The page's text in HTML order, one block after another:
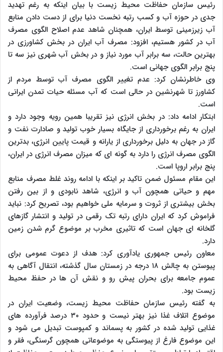
رئیس سازمان حفاظت محیط زیست با بیان اینکه به رغم تهدید
جدی در حوزه آب و کسب رتبه نخست دنیا برای از دست دادن منابع
آب زیرزمینی توسط ایران، همچنان شاهد عدم اصلاح الگوی مصرف
آب در کشور هستیم، افزود: مصرف آب ایران در بخش کشاورزی در
بهترین حالت، سه برابر آب مورد نیاز و در بخش آب شهری نیز سه تا
پنج برابر الگوی جهانی است.
وی خاطرنشان کرد: عدم تغییر الگوی مصرف آب توسط مردم از
کشاورز تا شهرنشین در حالی است که آب مسئله حیات تمدن ایرانی
است.
ابتکار ادامه داد: در بخش انرژی نیز تقریبا همین رویه وجود دارد و
ایران به رغم برخورداری از جایگاه بسیار خوب تولید و صادارت نفت و
گاز در جهان به دلیل برخورداری از یارانه و قیمت پایین انرژی، بدترین
الگوی مصرف انرژی را دارد به گونه ای که میزان مصرف انرژی در ایران،
پنج برابر اروپا است.
این مقام مسئول ضمن تاکید بر اینکه با ادامه روند غلط مصرف منابع
مهم و حیاتی همچون آب و انرژی، شاهد نابودی و از بین رفتن
بخش بیشتری از ثروت و سرمایه ملی خواهیم بود، تصریح کرد: نباید
فراموش کرد که ایران دارای رتبه تک رقمی در تولید و انتشار گازهای
گلخانه ای جهان است که تاثیری مخرب بر موضوع گرم شدن زمین
دارد.
معاون رئیس جمهوری یادآوری کرد: هدف از دعوت عمومی برای
پیوستن به چالش ۱۸ درجه در زمستان سال گذشته، انتقال آگاهی به
عموم جامعه برای بحران پیش رو و نقش آن ها در حفظ محیط
زیست بود.
به گفته رئیس سازمان حفاظت محیط زیست، وضعیت ایران در
موضوع اتلاف غذا نیز بهتر نیست و حدود ۳۰ درصد فرآورده های
غذایی تولید شده در کشور به پسماند و کمپوست تبدیل می شود و
این موضوع فارغ از پیوستگی به موضوعاتی همچون گرسنگی، فقر و